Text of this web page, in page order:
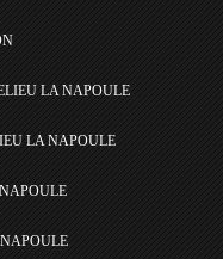
LA NAPOULE
LA NAPOULE